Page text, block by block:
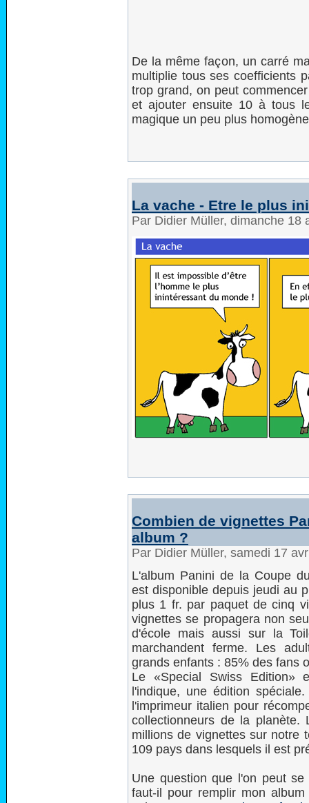
De la même façon, un carré
multiplie tous ses coefficients
trop grand, on peut
et ajouter ensuite 10 à tous
magique un peu plus
La vache - Etre le plus
Par Didier Müller, dimanche 18
Combien de vignettes
album ?
Par Didier Müller, samedi 17
L'album Panini de la Coupe
est disponible depuis jeudi au
plus 1 fr. par paquet de cinq
vignettes se propagera non
d'école mais aussi sur la
marchandent ferme. Les
grands enfants : 85% des fans
Le «Special Swiss Edition»
l'indique, une édition
l'imprimeur italien pour
collectionneurs de la planète.
millions de vignettes sur notre
109 pays dans lesquels il est
Une question que l'on peut
faut-il pour remplir mon